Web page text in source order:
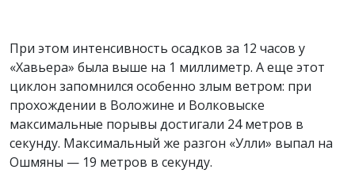
При этом интенсивность осадков за 12 часов у
«Хавьера» была выше на 1 миллиметр. А еще этот
циклон запомнился особенно злым ветром: при
прохождении в Воложине и Волковыске
максимальные порывы достигали 24 метров в
секунду. Максимальный же разгон «Улли» выпал на
Ошмяны — 19 метров в секунду.